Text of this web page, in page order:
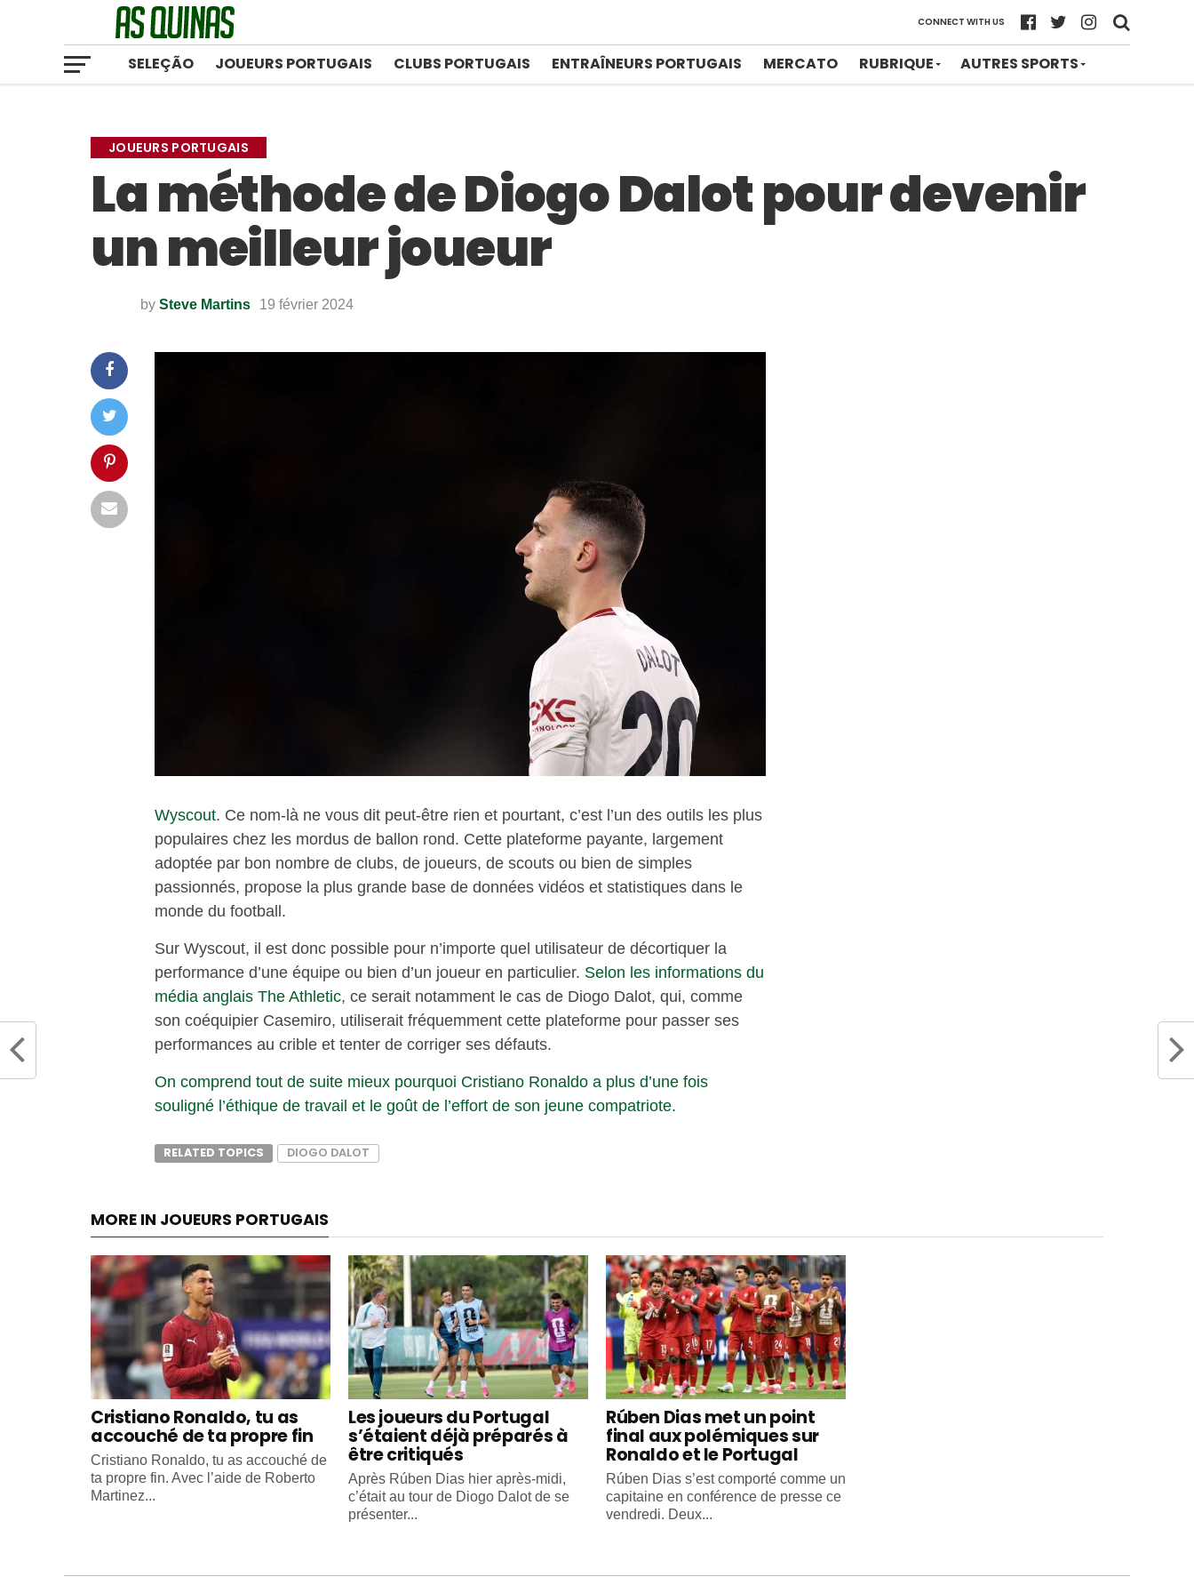
CONNECT WITH US
SELEÇÃO JOUEURS PORTUGAIS CLUBS PORTUGAIS ENTRAÎNEURS PORTUGAIS MERCATO RUBRIQUE AUTRES SPORTS
JOUEURS PORTUGAIS
La méthode de Diogo Dalot pour devenir
un meilleur joueur
by Steve Martins 19 février 2024
Wyscout. Ce nom-là ne vous dit peut-être rien et pourtant, c’est l’un des outils les plus
populaires chez les mordus de ballon rond. Cette plateforme payante, largement
adoptée par bon nombre de clubs, de joueurs, de scouts ou bien de simples
passionnés, propose la plus grande base de données vidéos et statistiques dans le
monde du football.
Sur Wyscout, il est donc possible pour n’importe quel utilisateur de décortiquer la
performance d’une équipe ou bien d’un joueur en particulier. Selon les informations du
média anglais The Athletic, ce serait notamment le cas de Diogo Dalot, qui, comme
son coéquipier Casemiro, utiliserait fréquemment cette plateforme pour passer ses
performances au crible et tenter de corriger ses défauts.
On comprend tout de suite mieux pourquoi Cristiano Ronaldo a plus d’une fois
souligné l’éthique de travail et le goût de l’effort de son jeune compatriote.
RELATED TOPICS DIOGO DALOT
MORE IN JOUEURS PORTUGAIS
Cristiano Ronaldo, tu as
accouché de ta propre fin
Cristiano Ronaldo, tu as accouché de
ta propre fin. Avec l’aide de Roberto
Martinez...
Les joueurs du Portugal
s’étaient déjà préparés à
être critiqués
Après Rúben Dias hier après-midi,
c’était au tour de Diogo Dalot de se
présenter...
Rúben Dias met un point
final aux polémiques sur
Ronaldo et le Portugal
Rúben Dias s’est comporté comme un
capitaine en conférence de presse ce
vendredi. Deux...